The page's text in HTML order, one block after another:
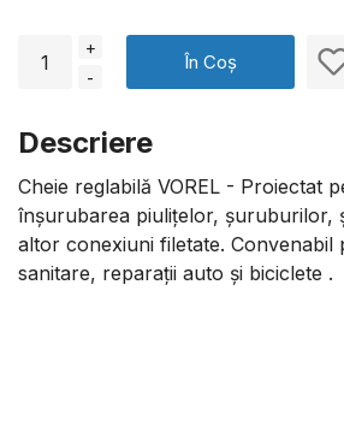
+
-
În Coș
Descriere
Cheie reglabilă VOREL - Proiectat
înșurubarea piulițelor, șuruburilor,
altor conexiuni filetate. Convenabil
sanitare, reparații auto și biciclete .